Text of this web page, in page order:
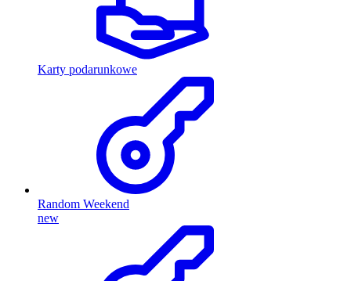
Karty podarunkowe
Random Weekend
new